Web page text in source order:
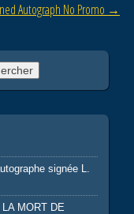
Autograph No Promo →
signée L.
MORT DE